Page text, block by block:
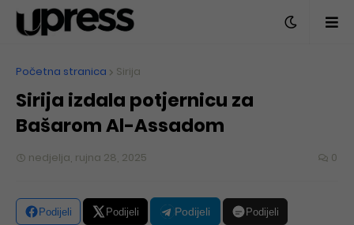
Početna stranica Sirija
Sirija izdala potjernicu za
Bašarom Al-Assadom
nedjelja, rujna 28, 2025 0
Podijeli Podijeli Podijeli Podijeli